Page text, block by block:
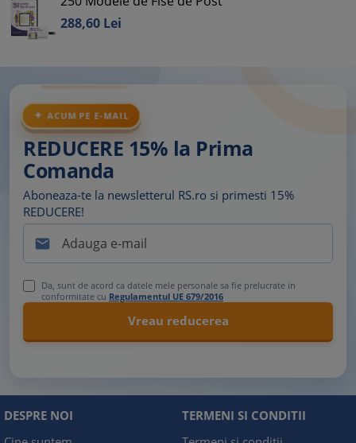
288,60 Lei
ACUM PE E-MAIL
REDUCERE 15% la Prima
Comanda
Aboneaza-te la newsletterul RS.ro si primesti 15%
REDUCERE!

Da, sunt de acord ca datele mele personale sa fie prelucrate in
conformitate cu Regulamentul UE 679/2016
DESPRE NOI
TERMENI SI CONDITII